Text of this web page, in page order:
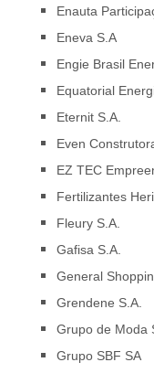
Enauta
Eneva S.A
Engie Brasil
Equatorial
Eternit S.A.
Even
EZ TEC
Fertilizantes
Fleury S.A.
Gafisa S.A.
General
Grendene S.A.
Grupo de Moda
Grupo SBF SA